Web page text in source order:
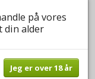
på vores
din alder
Jeg er over 18 år